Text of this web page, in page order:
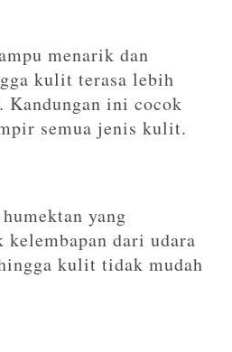
menarik dan
kulit terasa lebih
Kandungan ini cocok
semua jenis kulit.
yang
kelembapan dari udara
kulit tidak mudah